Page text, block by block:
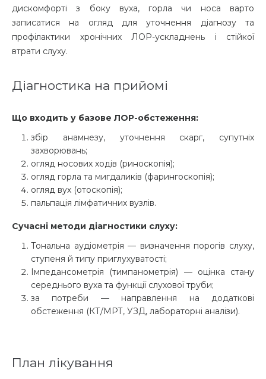
дискомфорті з боку вуха, горла чи носа варто
записатися на огляд для уточнення діагнозу та
профілактики хронічних ЛОР-ускладнень і стійкої
втрати слуху.
Діагностика на прийомі
Що входить у базове ЛОР-обстеження:
збір анамнезу, уточнення скарг, супутніх
захворювань;
огляд носових ходів (риноскопія);
огляд горла та мигдаликів (фарингоскопія);
огляд вух (отоскопія);
пальпація лімфатичних вузлів.
Сучасні методи діагностики слуху:
Тональна аудіометрія — визначення порогів слуху,
ступеня й типу приглухуватості;
Імпедансометрія (тимпанометрія) — оцінка стану
середнього вуха та функції слухової труби;
за потреби — направлення на додаткові
обстеження (КТ/МРТ, УЗД, лабораторні аналізи).
План лікування